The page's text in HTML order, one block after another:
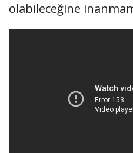
olabileceğine